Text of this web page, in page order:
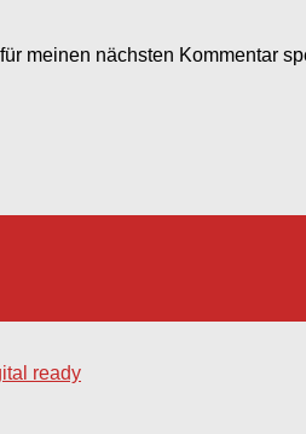
meinen nächsten Kommentar
ready